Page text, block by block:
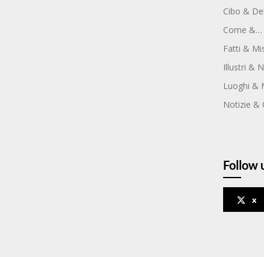
Cibo &
Come &…
Fatti &
Illustri &
Luoghi &
Notizie &
Follow
x